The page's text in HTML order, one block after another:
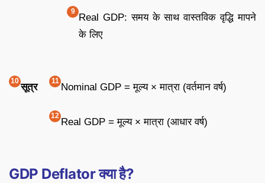
Real GDP: समय के साथ वास्तविक वृद्धि मापने
के लिए
सूत्र Nominal GDP = मूल्य × मात्रा (वर्तमान वर्ष)
Real GDP = मूल्य × मात्रा (आधार वर्ष)
GDP Deflator क्या है?